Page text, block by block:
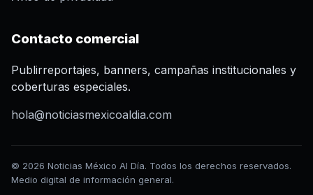
Contacto comercial
Publirreportajes, banners, campañas institucionales y
coberturas especiales.
hola@noticiasmexicoaldia.com
© 2026 Noticias México Al Día. Todos los derechos reservados.
Medio digital de información general.